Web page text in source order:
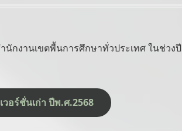
กงานเขตพื้นการศึกษาทั่วประเทศ ในช่วงปี
อร์ชั่นเก่า ปีพ.ศ.2568